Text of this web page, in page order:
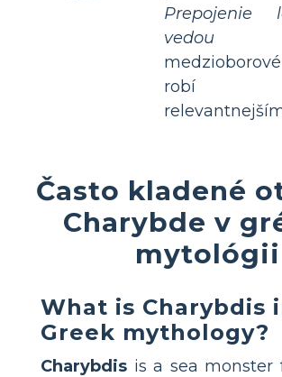
Prepojenie
vedou
robí
Často kladené
Charybde v
mytológii
What is Charybdis
Greek mythology?
Charybdis is a sea monster